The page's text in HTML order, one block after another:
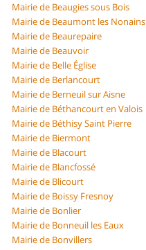
Mairie de Beaugies sous Bois
Mairie de Beaumont les Nonains
Mairie de Beaurepaire
Mairie de Beauvoir
Mairie de Belle Église
Mairie de Berlancourt
Mairie de Berneuil sur Aisne
Mairie de Béthancourt en Valois
Mairie de Béthisy Saint Pierre
Mairie de Biermont
Mairie de Blacourt
Mairie de Blancfossé
Mairie de Blicourt
Mairie de Boissy Fresnoy
Mairie de Bonlier
Mairie de Bonneuil les Eaux
Mairie de Bonvillers